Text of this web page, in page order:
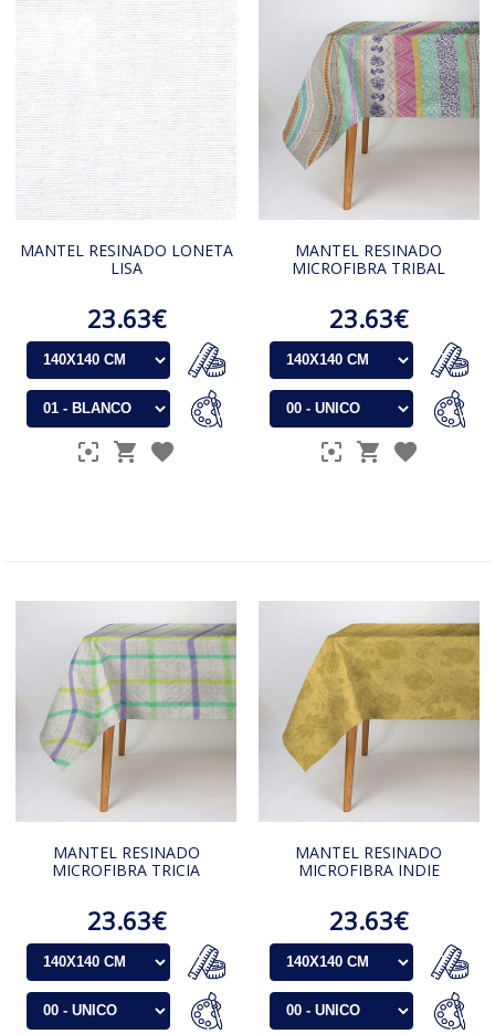
MANTEL RESINADO LONETA
LISA
23.63€
MANTEL RESINADO
MICROFIBRA TRIBAL
23.63€
MANTEL RESINADO
MICROFIBRA TRICIA
23.63€
MANTEL RESINADO
MICROFIBRA INDIE
23.63€